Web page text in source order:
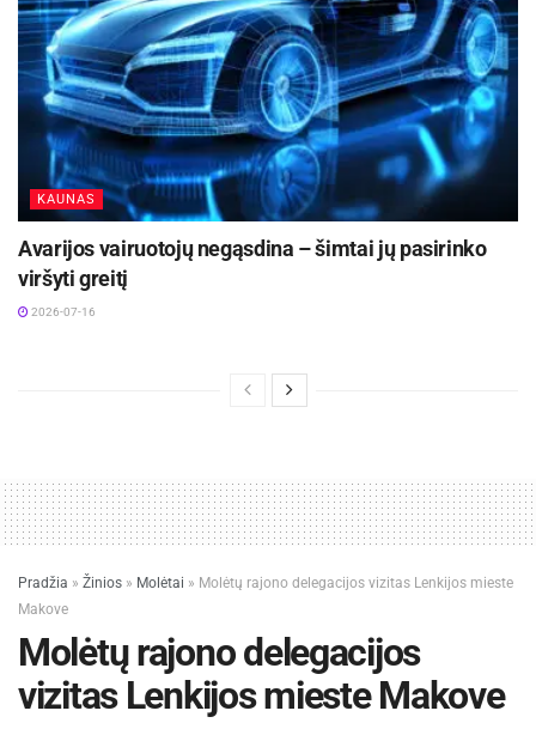
KAUNAS
Avarijos vairuotojų negąsdina – šimtai jų pasirinko
viršyti greitį
2026-07-16
Pradžia » Žinios » Molėtai » Molėtų rajono delegacijos vizitas Lenkijos mieste
Makove
Molėtų rajono delegacijos
vizitas Lenkijos mieste Makove